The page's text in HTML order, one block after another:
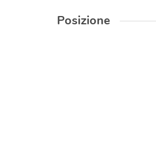
Posizione